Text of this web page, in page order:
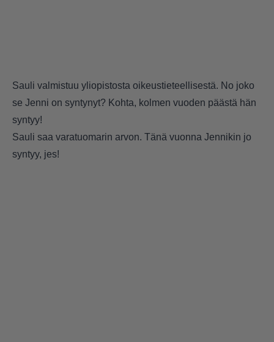
Sauli valmistuu yliopistosta oikeustieteellisestä. No joko
se Jenni on syntynyt? Kohta, kolmen vuoden päästä hän
syntyy!
Sauli saa varatuomarin arvon. Tänä vuonna Jennikin jo
syntyy, jes!